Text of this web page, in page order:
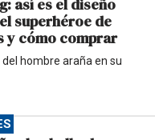
así es el diseño
superhéroe de
y cómo comprar
hombre araña en su